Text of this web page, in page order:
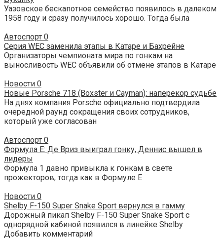
Уазовское бескапотное семейство появилось в далеком
1958 году и сразу получилось хорошо. Тогда была
Автоспорт 0
Серия WEC заменила этапы в Катаре и Бахрейне
Организаторы чемпионата мира по гонкам на
выносливость WEC объявили об отмене этапов в Катаре
Новости 0
Новые Porsche 718 (Boxster и Cayman): наперекор судьбе
На днях компания Porsche официально подтвердила
очередной раунд сокращения своих сотрудников,
который уже согласован
Автоспорт 0
Формула E: Де Вриз выиграл гонку, Деннис вышел в
лидеры
Формула 1 давно привыкла к гонкам в свете
прожекторов, тогда как в Формуле E
Новости 0
Shelby F-150 Super Snake Sport вернулся в гамму
Дорожный пикап Shelby F-150 Super Snake Sport с
однорядной кабиной появился в линейке Shelby
Добавить комментарий